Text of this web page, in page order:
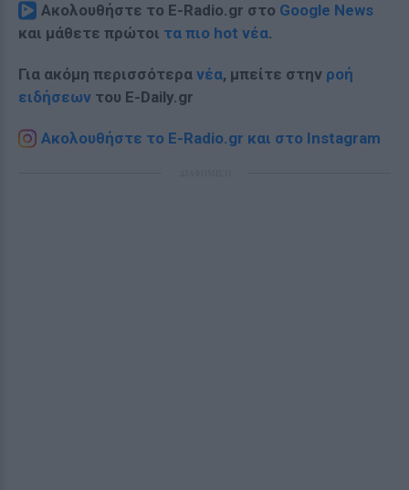
Ακολουθήστε το E-Radio.gr στο Google News
και μάθετε πρώτοι τα πιο hot νέα.
Για ακόμη περισσότερα νέα, μπείτε στην ροή
ειδήσεων του E-Daily.gr
Ακολουθήστε το E-Radio.gr και στο Instagram